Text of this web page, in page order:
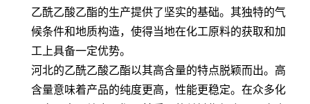
乙酰乙酸乙酯的生产提供了坚实的基础。其独特的气
候条件和地质构造，使得当地在化工原料的获取和加
工上具备一定优势。
河北的乙酰乙酸乙酯以其高含量的特点脱颖而出。高
含量意味着产品的纯度更高，性能更稳定。在众多化